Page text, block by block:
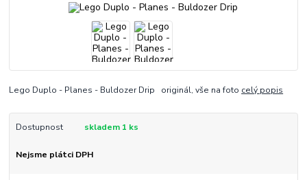
Lego Duplo - Planes - Buldozer Drip originál, vše na foto celý popis
Dostupnost skladem 1 ks
Nejsme plátci DPH